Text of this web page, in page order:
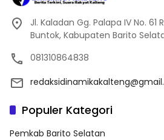
Jl. Kaladan Gg. Palapa IV No. 61
Buntok, Kabupaten Barito
081310864838
Populer Kategori
Pemkab Barito Selatan